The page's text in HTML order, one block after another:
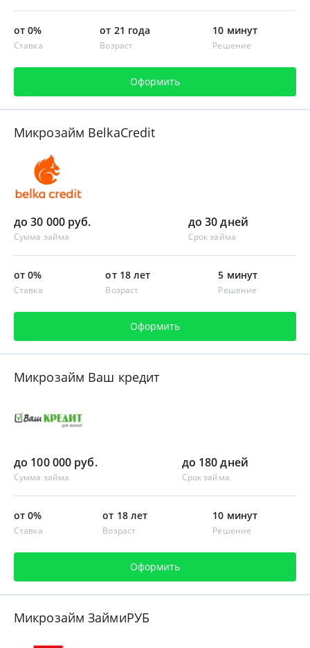
от 0%
Ставка
от 21 года
Возраст
10 минут
Решение
Оформить
Микрозайм BelkaCredit
до 30 000 руб.
Сумма займа
до 30 дней
Срок займа
от 0%
Ставка
от 18 лет
Возраст
5 минут
Решение
Оформить
Микрозайм Ваш кредит
до 100 000 руб.
Сумма займа
до 180 дней
Срок займа
от 0%
Ставка
от 18 лет
Возраст
10 минут
Решение
Оформить
Микрозайм ЗаймиРУБ